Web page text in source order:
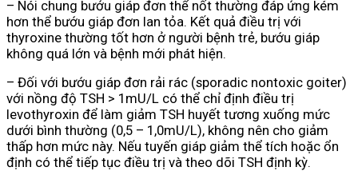
– Nói chung bướu giáp đơn thể nốt thường đáp ứng kém
hơn thể bướu giáp đơn lan tỏa. Kết quả điều trị với
thyroxine thường tốt hơn ở người bệnh trẻ, bướu giáp
không quá lớn và bệnh mới phát hiện.
– Đối với bướu giáp đơn rải rác (sporadic nontoxic goiter)
với nồng độ TSH > 1mU/L có thể chỉ định điều trị
levothyroxin để làm giảm TSH huyết tương xuống mức
dưới bình thường (0,5 – 1,0mU/L), không nên cho giảm
thấp hơn mức này. Nếu tuyến giáp giảm thể tích hoặc ổn
định có thể tiếp tục điều trị và theo dõi TSH định kỳ.